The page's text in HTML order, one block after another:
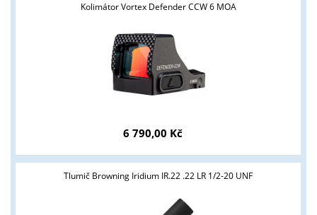
Kolimátor Vortex Defender CCW 6 MOA
6 790,00 Kč
Tlumič Browning Iridium IR.22 .22 LR 1/2-20 UNF